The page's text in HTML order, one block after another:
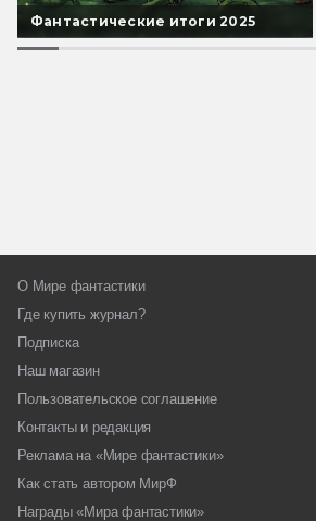
Фантастические итоги 2025
О Мире фантастики
Где купить журнал?
Подписка
Наш магазин
Пользовательское соглашение
Контакты и редакция
Реклама на «Мире фантастики»
Как стать автором МирФ
Награды «Мира фантастики»